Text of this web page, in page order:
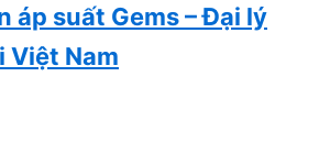
áp suất Gems – Đại lý
Việt Nam